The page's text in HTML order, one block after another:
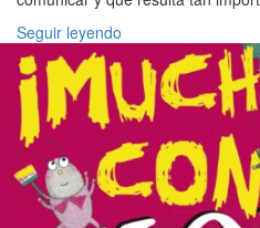
Seguir leyendo